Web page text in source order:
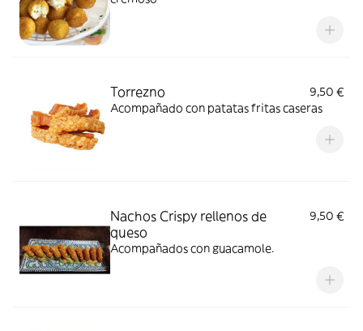
Torrezno
9,50 €
Acompañado con patatas fritas caseras
Nachos Crispy rellenos de
queso
9,50 €
Acompañados con guacamole.